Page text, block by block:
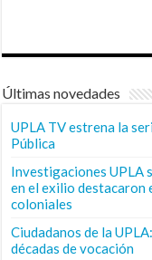
Últimas novedades
UPLA TV estrena la
Pública
Investigaciones UPLA
en el exilio destacaron
coloniales
Ciudadanos de la
décadas de vocación